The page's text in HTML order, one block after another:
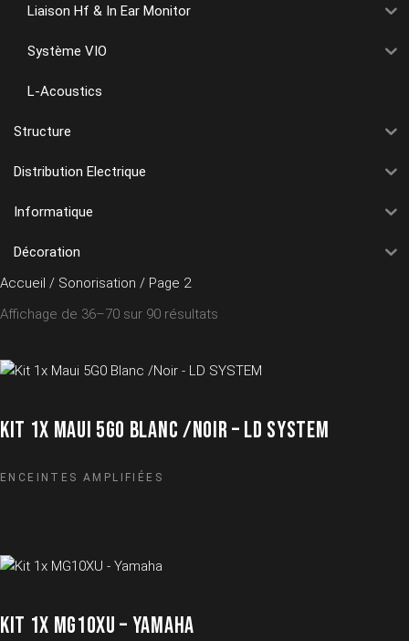
Liaison Hf & In Ear Monitor
Système VIO
L-Acoustics
Structure
Distribution Electrique
Informatique
Décoration
Accueil / Sonorisation / Page 2
Affichage de 36–70 sur 90 résultats
KIT 1X MAUI 5G0 BLANC /NOIR – LD SYSTEM
ENCEINTES AMPLIFIÉES
KIT 1X MG10XU – YAMAHA